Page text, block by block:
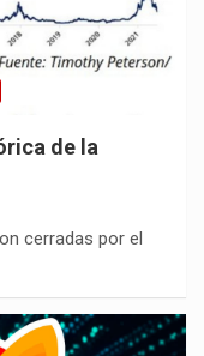
de la
cerradas por el